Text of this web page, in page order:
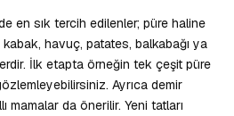
en sık tercih edilenler; püre haline
havuç, patates, balkabağı ya
İlk etapta örneğin tek çeşit püre
Ayrıca demir
mamalar da önerilir. Yeni tatları